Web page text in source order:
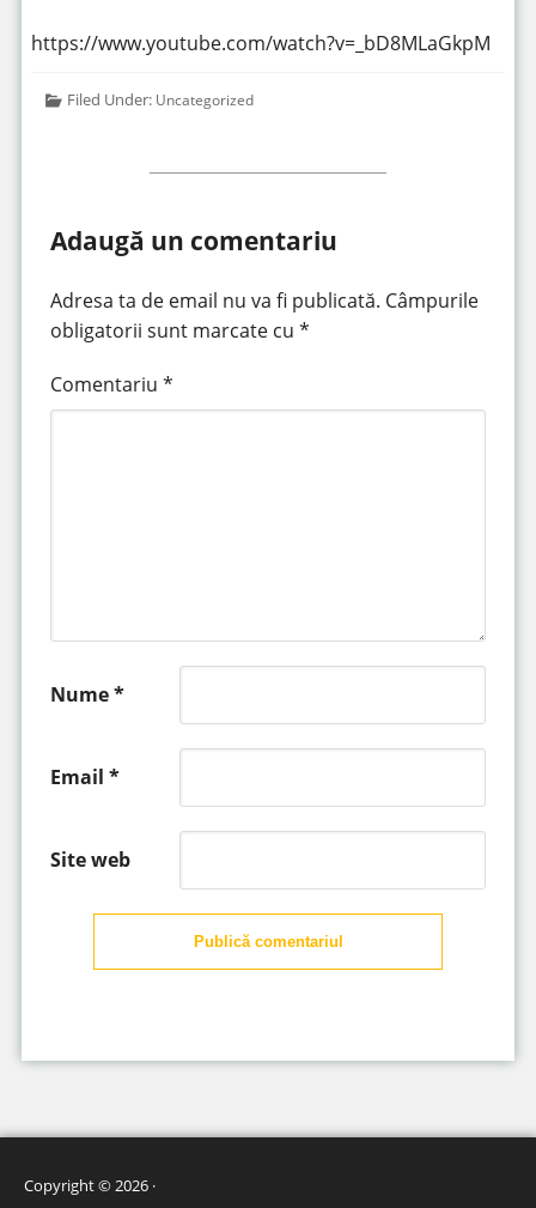
https://www.youtube.com/watch?v=_bD8MLaGkpM
Filed Under: Uncategorized
Adaugă un comentariu
Adresa ta de email nu va fi publicată. Câmpurile
obligatorii sunt marcate cu *
Comentariu *
Nume*
Email *
Site web
Publică comentariul
Copyright © 2026 ·